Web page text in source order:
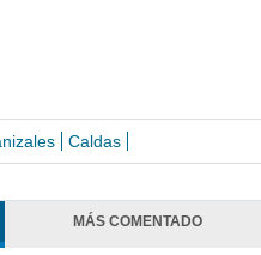
Caldas
MÁS COMENTADO